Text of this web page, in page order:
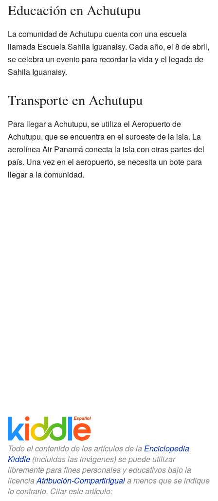
Educación en Achutupu
La comunidad de Achutupu cuenta con una escuela
llamada Escuela Sahila Iguanaisy. Cada año, el 8 de abril,
se celebra un evento para recordar la vida y el legado de
Sahila Iguanaisy.
Transporte en Achutupu
Para llegar a Achutupu, se utiliza el Aeropuerto de
Achutupu, que se encuentra en el suroeste de la isla. La
aerolínea Air Panamá conecta la isla con otras partes del
país. Una vez en el aeropuerto, se necesita un bote para
llegar a la comunidad.
Todo el contenido de los artículos de la Enciclopedia
Kiddle (incluidas las imágenes) se puede utilizar
libremente para fines personales y educativos bajo la
licenciaAtribución-CompartirIguala menos que se indique
lo contrario. Citar este artículo: